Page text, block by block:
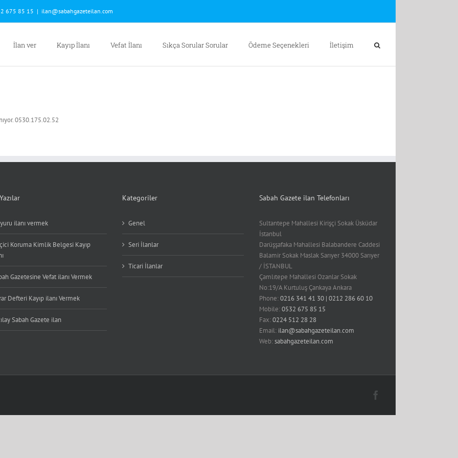
675 85 15 | ilan@sabahgazeteilan.com
İlan ver Kayıp İlanı Vefat İlanı Sıkça Sorular Sorular Ödeme Seçenekleri İletişim
0530.175.02.52
ilanı vermek
Koruma Kimlik Belgesi Kayıp
Gazetesine Vefat ilanı Vermek
Defteri Kayıp ilanı Vermek
Sabah Gazete ilan
Kategoriler
Genel
Seri İlanlar
Ticari İlanlar
Sabah Gazete ilan Telefonları
Sultantepe Mahallesi Kirişçi Sokak Üsküdar
İstanbul
Darüşşafaka Mahallesi Balabandere Caddesi
Balamir Sokak Maslak Sarıyer 34000 Sarıyer
/ İSTANBUL
Çamlıtepe Mahallesi Ozanlar Sokak
No:19/A Kurtuluş Çankaya Ankara
Phone:0216 341 41 30 | 0212 286 60 10
Mobile:0532 675 85 15
Fax:0224 512 28 28
Email: ilan@sabahgazeteilan.com
Web:sabahgazeteilan.com